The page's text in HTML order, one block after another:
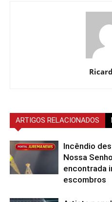
ARTIGOS RELACIONADOS
Incêndio
Nossa
encontrada
escombros